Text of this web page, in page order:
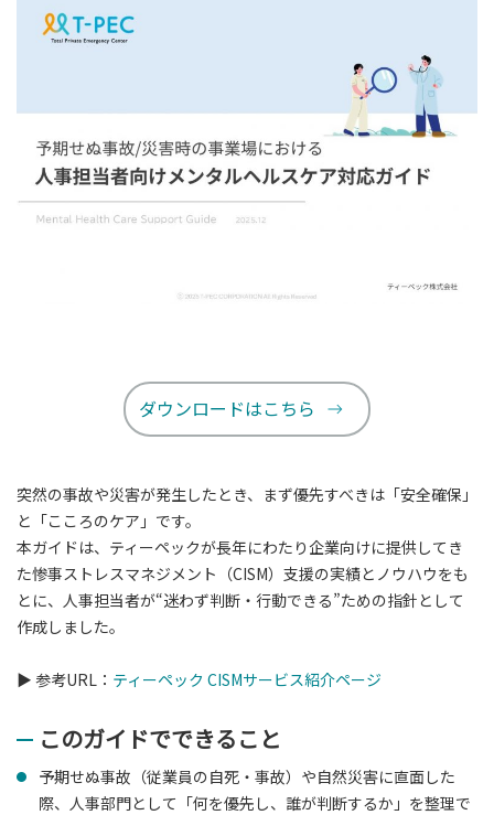
ダウンロードはこちら
突然の事故や災害が発生したとき、まず優先すべきは「安全確保」
と「こころのケア」です。
本ガイドは、ティーペックが長年にわたり企業向けに提供してき
た惨事ストレスマネジメント（CISM）支援の実績とノウハウをも
とに、人事担当者が“迷わず判断・行動できる”ための指針として
作成しました。
▶ 参考URL： ティーペック CISMサービス紹介ページ
このガイドでできること
予期せぬ事故（従業員の自死・事故）や自然災害に直面した
際、人事部門として「何を優先し、誰が判断するか」を整理で